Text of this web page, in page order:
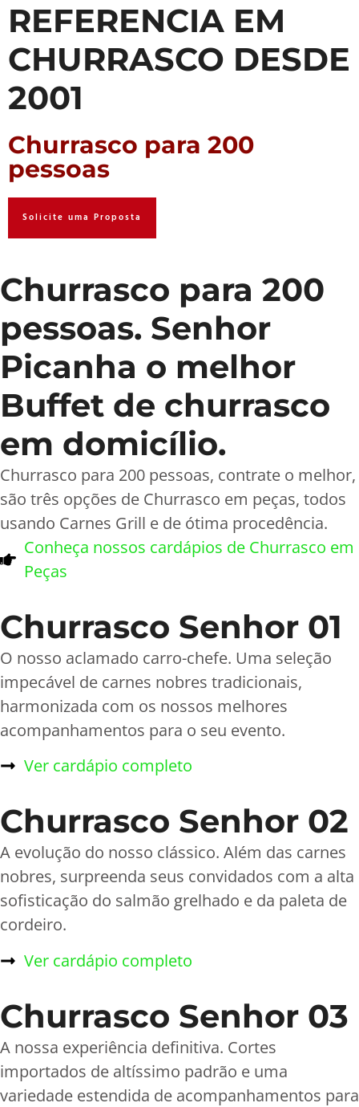
REFERENCIA EM
CHURRASCO DESDE
2001
Churrasco para 200
pessoas
Solicite uma Proposta
Churrasco para 200
pessoas. Senhor
Picanha o melhor
Buffet de churrasco
em domicílio.
Churrasco para 200 pessoas, contrate o melhor,
são três opções de Churrasco em peças, todos
usando Carnes Grill e de ótima procedência.
Conheça nossos cardápios de Churrasco em
Peças
Churrasco Senhor 01
O nosso aclamado carro-chefe. Uma seleção
impecável de carnes nobres tradicionais,
harmonizada com os nossos melhores
acompanhamentos para o seu evento.
Ver cardápio completo
Churrasco Senhor 02
A evolução do nosso clássico. Além das carnes
nobres, surpreenda seus convidados com a alta
sofisticação do salmão grelhado e da paleta de
cordeiro.
Ver cardápio completo
Churrasco Senhor 03
A nossa experiência definitiva. Cortes
importados de altíssimo padrão e uma
variedade estendida de acompanhamentos para